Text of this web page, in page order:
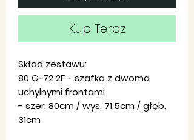
Kup Teraz
Skład zestawu:
80 G-72 2F - szafka z dwoma
uchylnymi frontami
- szer. 80cm / wys. 71,5cm / głęb.
31cm